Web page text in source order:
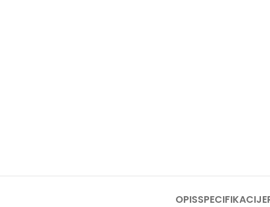
OPISSPECIFIKACIJE